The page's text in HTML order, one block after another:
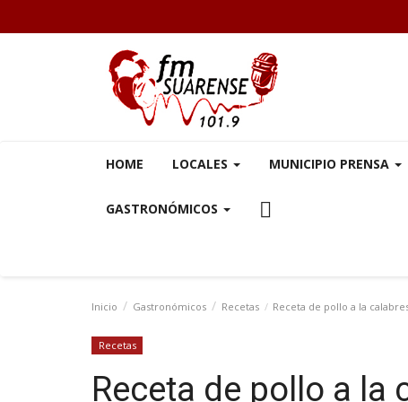
HOME LOCALES MUNICIPIO PRENSA
GASTRONÓMICOS
Inicio Gastronómicos Recetas Receta de pollo a la
Recetas
Receta de pollo a la